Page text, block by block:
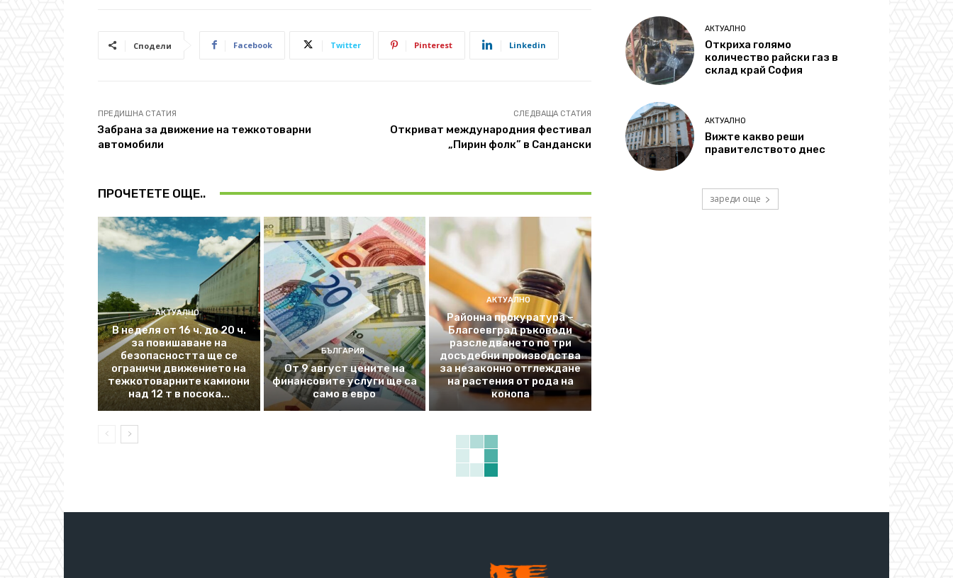
Сподели Facebook Twitter Pinterest Linkedin
ПРЕДИШНА СТАТИЯ
Забрана за движение на тежкотоварни
автомобили
СЛЕДВАЩА СТАТИЯ
Откриват международния фестивал
„Пирин фолк” в Сандански
ПРОЧЕТЕТЕ ОЩЕ..
АКТУАЛНО
В неделя от 16 ч. до 20 ч.
за повишаване на
безопасността ще се
ограничи движението на
тежкотоварните камиони
над 12 т в посока...
БЪЛГАРИЯ
От 9 август цените на
финансовите услуги ще са
само в евро
АКТУАЛНО
Районна прокуратура –
Благоевград ръководи
разследването по три
досъдебни производства
за незаконно отглеждане
на растения от рода на
конопа
АКТУАЛНО
Откриха голямо
количество райски газ в
склад край София
АКТУАЛНО
Вижте какво реши
правителството днес
зареди още